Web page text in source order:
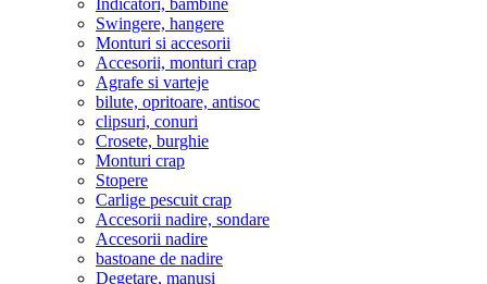
Indicatori, bambine
Swingere, hangere
Monturi si accesorii
Accesorii, monturi crap
Agrafe si varteje
bilute, opritoare, antisoc
clipsuri, conuri
Crosete, burghie
Monturi crap
Stopere
Carlige pescuit crap
Accesorii nadire, sondare
Accesorii nadire
bastoane de nadire
Degetare, manusi